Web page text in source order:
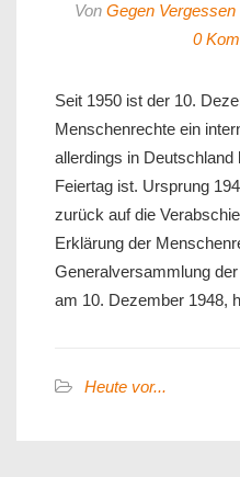
Von Gegen Vergessen
0
Seit 1950 ist der 10.
Menschenrechte ein
allerdings in Deutschland
Feiertag ist. Ursprung
zurück auf die
Erklärung der
Generalversammlung
am 10. Dezember 1948,
Heute vor...